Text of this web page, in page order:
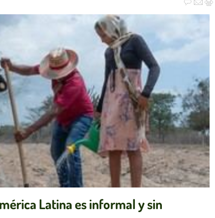
Latina es informal y sin